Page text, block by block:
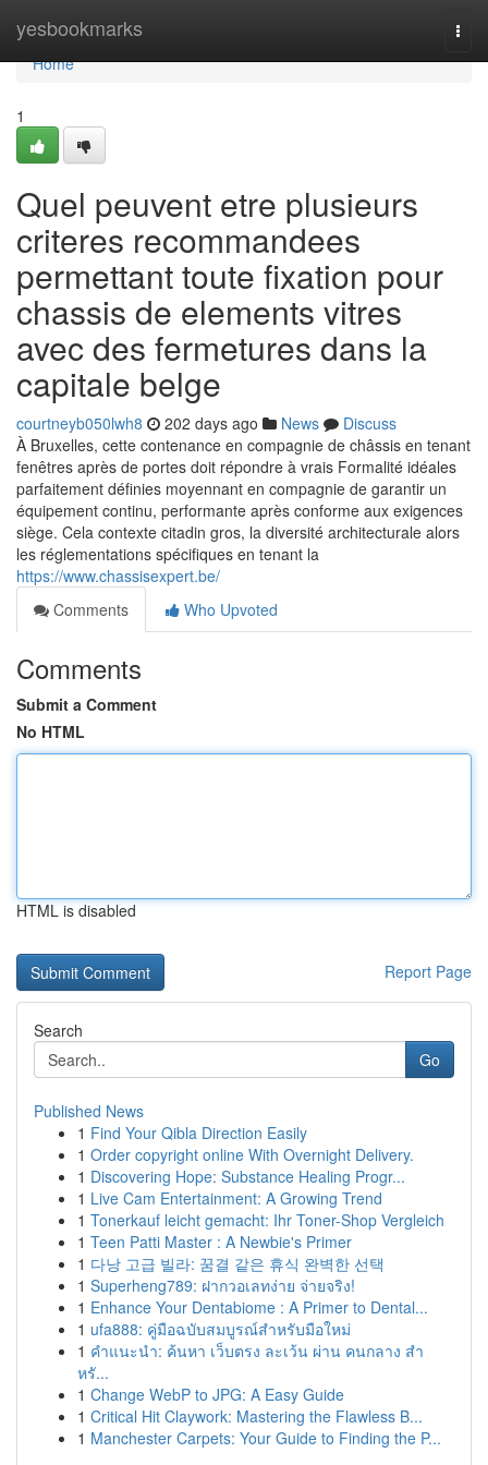
yesbookmarks
Home
Home
1
Quel peuvent etre plusieurs
criteres recommandees
permettant toute fixation pour
chassis de elements vitres
avec des fermetures dans la
capitale belge
courtneyb050lwh8 202 days ago News
Discuss
À Bruxelles, cette contenance en compagnie de châssis en tenant
fenêtres après de portes doit répondre à vrais Formalité idéales
parfaitement définies moyennant en compagnie de garantir un
équipement continu, performante après conforme aux exigences
siège. Cela contexte citadin gros, la diversité architecturale alors
les réglementations spécifiques en tenant la
https://www.chassisexpert.be/
Comments
Who Upvoted
Comments
Submit a Comment
No HTML
HTML is disabled
Report Page
Search
Go
Published News
1 Find Your Qibla Direction Easily
1 Order copyright online With Overnight Delivery.
1 Discovering Hope: Substance Healing Progr...
1 Live Cam Entertainment: A Growing Trend
1 Tonerkauf leicht gemacht: Ihr Toner-Shop Vergleich
1 Teen Patti Master : A Newbie's Primer
1 다낭 고급 빌라: 꿈결 같은 휴식 완벽한 선택
1 Superheng789: ฝากวอเลทง่าย จ่ายจริง!
1 Enhance Your Dentabiome : A Primer to Dental...
1 ufa888: คู่มือฉบับสมบูรณ์สำหรับมือใหม่
1 คำแนะนำ: ค้นหา เว็บตรง ละเว้น ผ่าน คนกลาง สำ
หรั...
1 Change WebP to JPG: A Easy Guide
1 Critical Hit Claywork: Mastering the Flawless B...
1 Manchester Carpets: Your Guide to Finding the P...